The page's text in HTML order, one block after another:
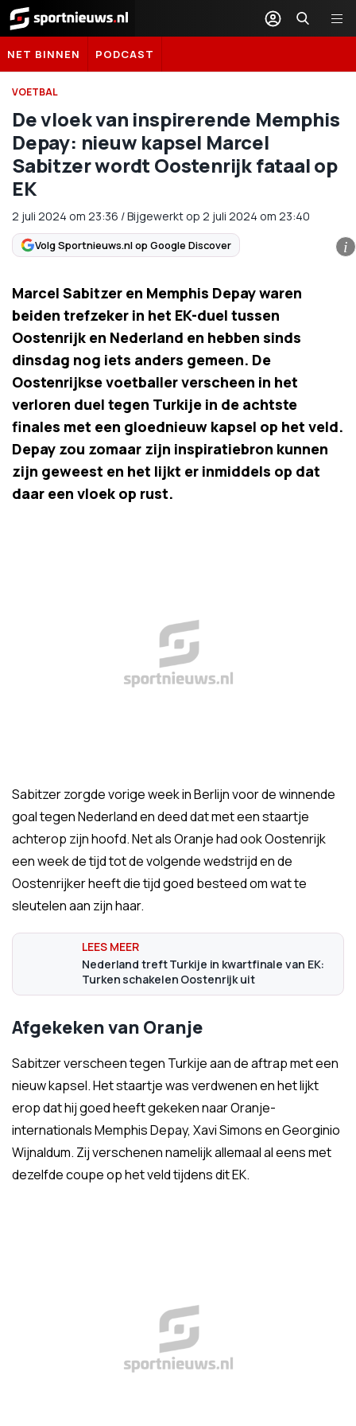
Sportnieuws.nl
NET BINNEN PODCAST
VOETBAL
De vloek van inspirerende Memphis
Depay: nieuw kapsel Marcel
Sabitzer wordt Oostenrijk fataal op
EK
2 juli 2024 om 23:36 /Bijgewerkt op 2 juli 2024 om 23:40
Volg Sportnieuws.nl op Google Discover i
Marcel Sabitzer en Memphis Depay waren
beiden trefzeker in het EK-duel tussen
Oostenrijk en Nederland en hebben sinds
dinsdag nog iets anders gemeen. De
Oostenrijkse voetballer verscheen in het
verloren duel tegen Turkije in de achtste
finales met een gloednieuw kapsel op het veld.
Depay zou zomaar zijn inspiratiebron kunnen
zijn geweest en het lijkt er inmiddels op dat
daar een vloek op rust.
Sabitzer zorgde vorige week in Berlijn voor de winnende
goal tegen Nederland en deed dat met een staartje
achterop zijn hoofd. Net als Oranje had ook Oostenrijk
een week de tijd tot de volgende wedstrijd en de
Oostenrijker heeft die tijd goed besteed om wat te
sleutelen aan zijn haar.
Nederland treft Turkije in kwartfinale van EK:
Turken schakelen Oostenrijk uit
Afgekeken van Oranje
Sabitzer verscheen tegen Turkije aan de aftrap met een
nieuw kapsel. Het staartje was verdwenen en het lijkt
erop dat hij goed heeft gekeken naar Oranje-
internationals Memphis Depay, Xavi Simons en Georginio
Wijnaldum. Zij verschenen namelijk allemaal al eens met
dezelfde coupe op het veld tijdens dit EK.